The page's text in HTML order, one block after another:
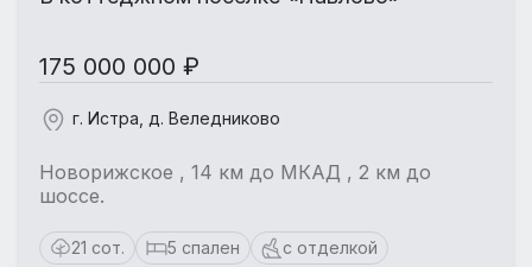
175 000 000 ₽
г. Истра, д. Веледниково
Новорижское , 14 км до МКАД , 2 км до
шоссе.
21 сот. 5 спален с отделкой